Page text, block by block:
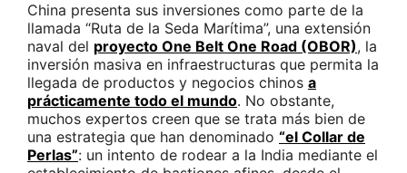
China presenta sus inversiones como parte de la
llamada “Ruta de la Seda Marítima”, una extensión
naval del proyecto One Belt One Road (OBOR), la
inversión masiva en infraestructuras que permita la
llegada de productos y negocios chinos a
prácticamente todo el mundo. No obstante,
muchos expertos creen que se trata más bien de
una estrategia que han denominado “el Collar de
Perlas”: un intento de rodear a la India mediante el